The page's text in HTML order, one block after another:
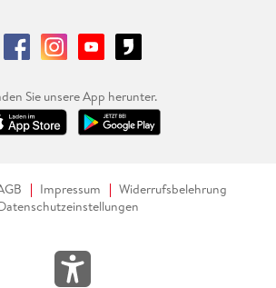
Sie unsere App herunter.
Impressum
Widerrufsbelehrung